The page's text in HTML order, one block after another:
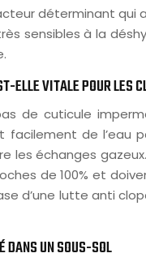
déterminant qui
sensibles à la
ELLE VITALE POUR LES
de cuticule
facilement de l’eau
les échanges
de 100% et
d’une lutte anti
DANS UN SOUS-SOL